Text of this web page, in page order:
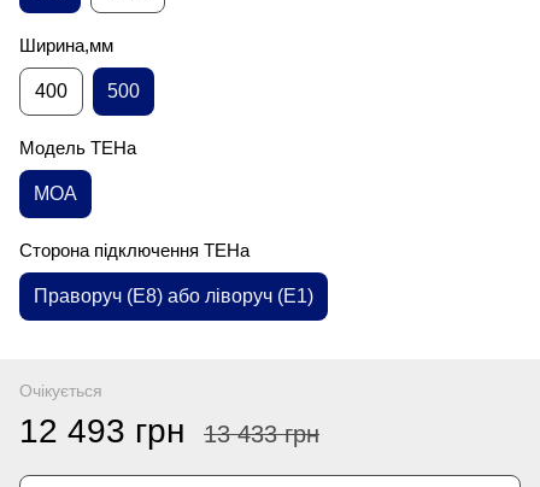
Ширина,мм
400 500
Модель ТЕНа
MOA
Сторона підключення ТЕНа
Праворуч (E8) або ліворуч (E1)
Очікується
12 493 грн 13 433 грн